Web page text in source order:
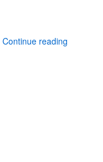
Continue reading